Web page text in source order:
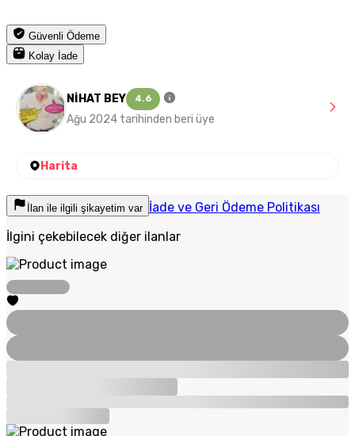
Güvenli Ödeme
Kolay İade
NİHAT BEY 4.6
Ağu 2024 tarihinden beri üye
Harita
İlan ile ilgili şikayetim var İade ve Geri Ödeme Politikası
İlgini çekebilecek diğer ilanlar